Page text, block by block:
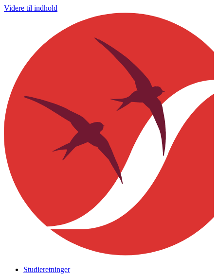
Videre til indhold
Studieretninger